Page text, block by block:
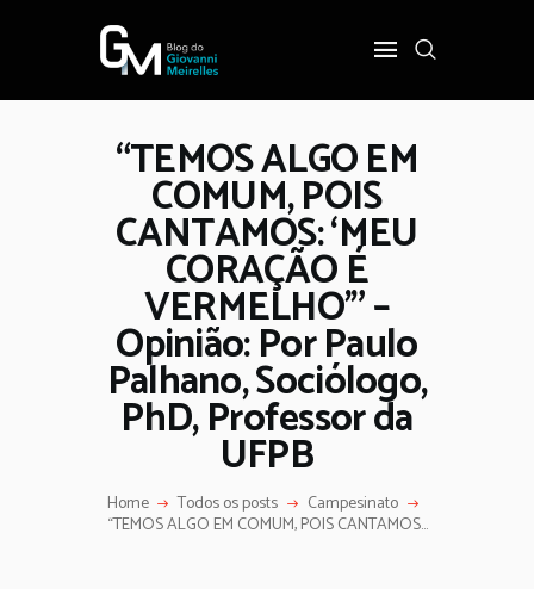
“TEMOS ALGO EM
COMUM, POIS
CANTAMOS: ‘MEU
CORAÇÃO É
VERMELHO'” –
Opinião: Por Paulo
Palhano, Sociólogo,
PhD, Professor da
UFPB
Home Todos os posts Campesinato
“TEMOS ALGO EM COMUM, POIS CANTAMOS...
INÍCIO
POLÍTICA
COTIDIANO
OPINIÃO
PODER
SOBRE